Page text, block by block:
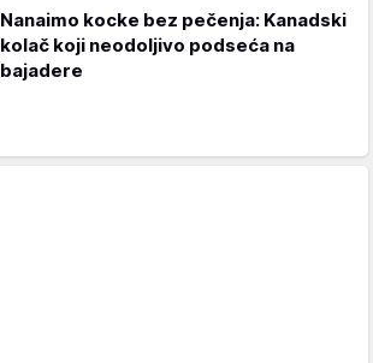
Nanaimo kocke bez pečenja: Kanadski
kolač koji neodoljivo podseća na
bajadere